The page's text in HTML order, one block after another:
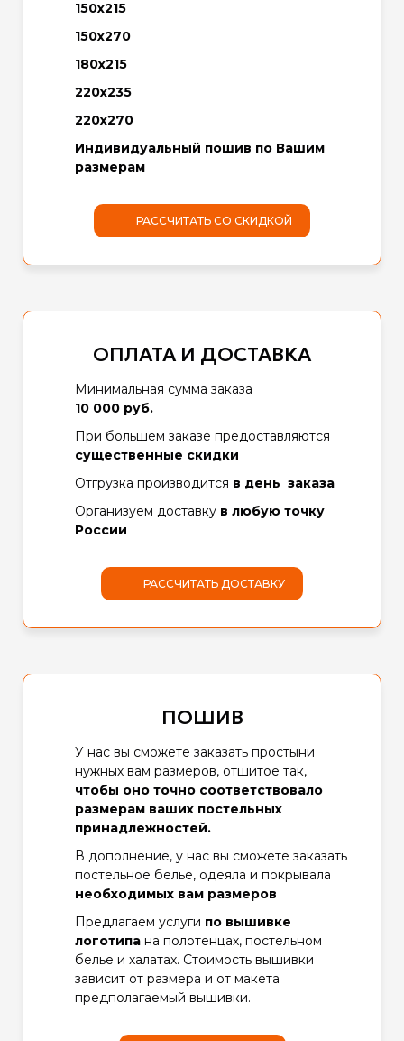
150х215
150х270
180х215
220х235
220х270
Индивидуальный пошив по Вашим
размерам
РАССЧИТАТЬ СО СКИДКОЙ
ОПЛАТА И ДОСТАВКА
Минимальная сумма заказа
10 000 руб.
При большем заказе предоставляются
существенные скидки
Отгрузка производится в день заказа
Организуем доставку в любую точку
России
РАССЧИТАТЬ ДОСТАВКУ
ПОШИВ
У нас вы сможете заказать простыни
нужных вам размеров, отшитое так,
чтобы оно точно соответствовало
размерам ваших постельных
принадлежностей.
В дополнение, у нас вы сможете заказать
постельное белье, одеяла и покрывала
необходимых вам размеров
Предлагаем услуги по вышивке
логотипа на полотенцах, постельном
белье и халатах. Стоимость вышивки
зависит от размера и от макета
предполагаемый вышивки.